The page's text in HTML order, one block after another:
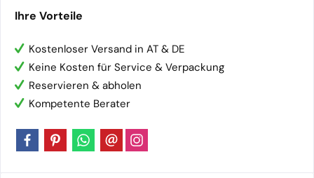
Ihre Vorteile
Kostenloser Versand in AT & DE
Keine Kosten für Service & Verpackung
Reservieren & abholen
Kompetente Berater